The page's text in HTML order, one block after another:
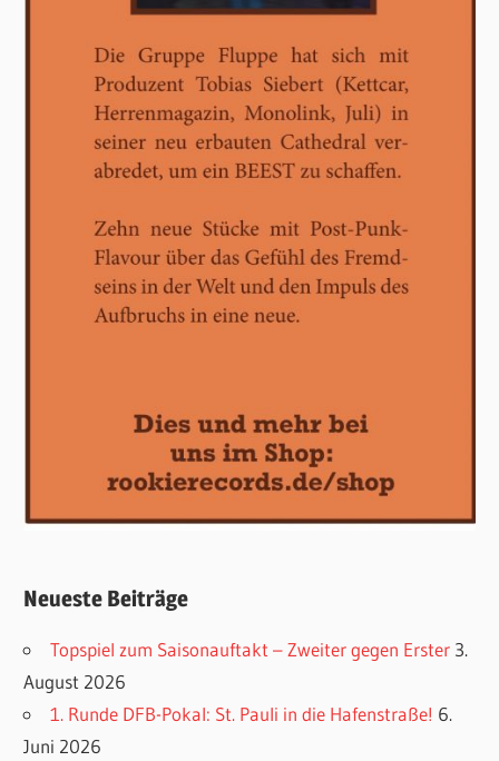
Neueste Beiträge
Topspiel zum Saisonauftakt – Zweiter gegen Erster 3.
August 2026
1. Runde DFB-Pokal: St. Pauli in die Hafenstraße! 6.
Juni 2026